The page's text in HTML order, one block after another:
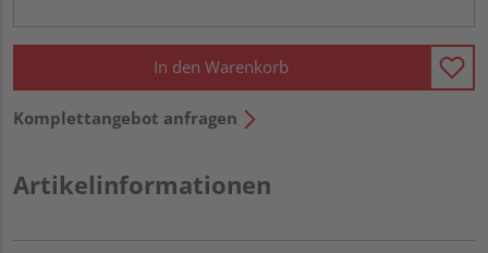
In den Warenkorb
Komplettangebot anfragen
Artikelinformationen